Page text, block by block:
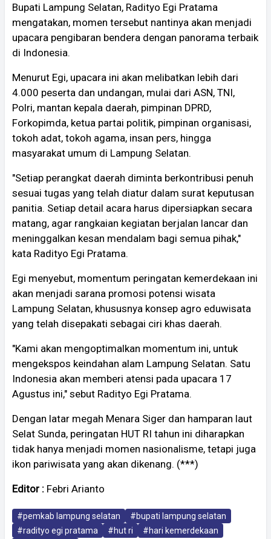
Bupati Lampung Selatan, Radityo Egi Pratama
mengatakan, momen tersebut nantinya akan menjadi
upacara pengibaran bendera dengan panorama terbaik
di Indonesia.
Menurut Egi, upacara ini akan melibatkan lebih dari
4.000 peserta dan undangan, mulai dari ASN, TNI,
Polri, mantan kepala daerah, pimpinan DPRD,
Forkopimda, ketua partai politik, pimpinan organisasi,
tokoh adat, tokoh agama, insan pers, hingga
masyarakat umum di Lampung Selatan.
"Setiap perangkat daerah diminta berkontribusi penuh
sesuai tugas yang telah diatur dalam surat keputusan
panitia. Setiap detail acara harus dipersiapkan secara
matang, agar rangkaian kegiatan berjalan lancar dan
meninggalkan kesan mendalam bagi semua pihak,"
kata Radityo Egi Pratama.
Egi menyebut, momentum peringatan kemerdekaan ini
akan menjadi sarana promosi potensi wisata
Lampung Selatan, khususnya konsep agro eduwisata
yang telah disepakati sebagai ciri khas daerah.
"Kami akan mengoptimalkan momentum ini, untuk
mengekspos keindahan alam Lampung Selatan. Satu
Indonesia akan memberi atensi pada upacara 17
Agustus ini," sebut Radityo Egi Pratama.
Dengan latar megah Menara Siger dan hamparan laut
Selat Sunda, peringatan HUT RI tahun ini diharapkan
tidak hanya menjadi momen nasionalisme, tetapi juga
ikon pariwisata yang akan dikenang. (***)
Editor : Febri Arianto
#pemkab lampung selatan
#bupati lampung selatan
#radityo egi pratama
#hut ri
#hari kemerdekaan